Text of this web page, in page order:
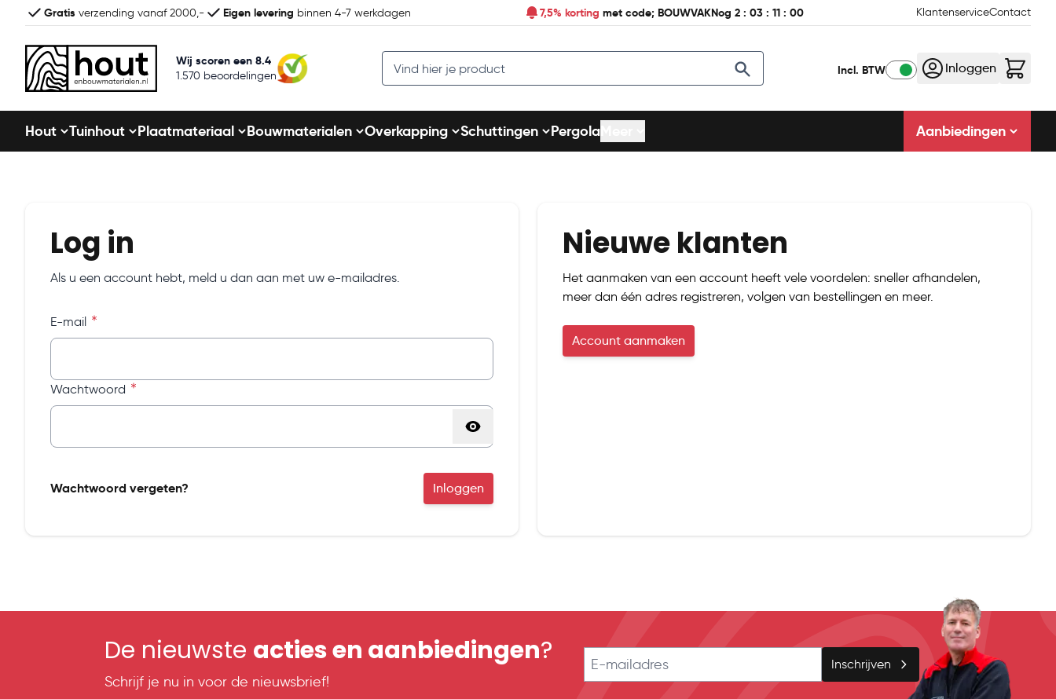
Gratis verzending vanaf 2000,- Eigen levering binnen 4-7 werkdagen 7,5% korting met code; BOUWVAKNog 2 : 03 : 11 : 00 KlantenserviceContact
Wij scoren een 8.4
1.570 beoordelingen Search Incl. BTW Inloggen
Hout Tuinhout Plaatmateriaal Bouwmaterialen Overkapping Schuttingen Pergola Aanbiedingen
Log in
Als u een account hebt, meld u dan aan met uw e-mailadres.
E-mail
Wachtwoord
Wachtwoord vergeten? Inloggen
Nieuwe klanten
Het aanmaken van een account heeft vele voordelen: sneller afhandelen,
meer dan één adres registreren, volgen van bestellingen en meer.
Account aanmaken
De nieuwste acties en aanbiedingen?
Schrijf je nu in voor de nieuwsbrief!
Inschrijven